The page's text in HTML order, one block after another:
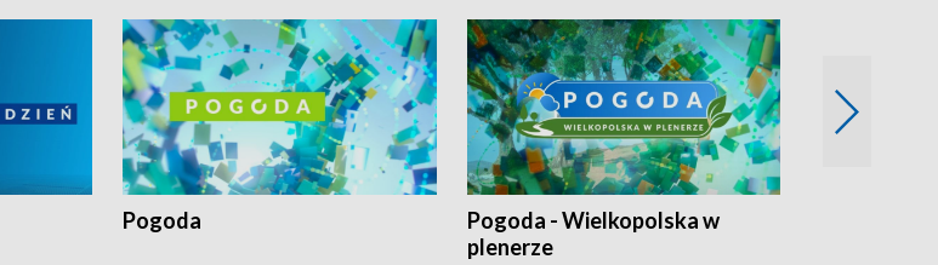
Pogoda
Pogoda - Wielkopolska w
plenerze